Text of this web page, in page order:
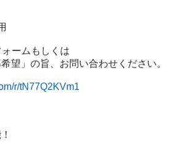
ームもしくは
望」の旨、お問い合わせください。
r/tN77Q2KVm1